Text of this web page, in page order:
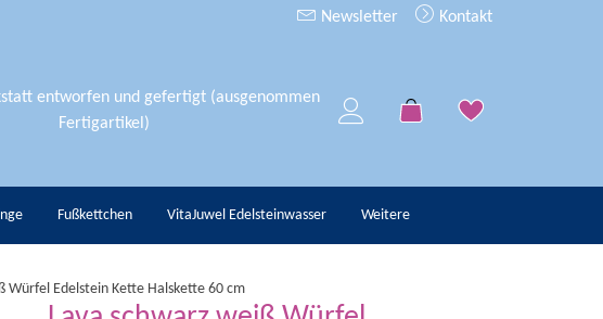
Newsletter Kontakt
entworfen und gefertigt (ausgenommen
Fertigartikel)
Fußkettchen VitaJuwel Edelsteinwasser Weitere
Würfel Edelstein Kette Halskette 60 cm